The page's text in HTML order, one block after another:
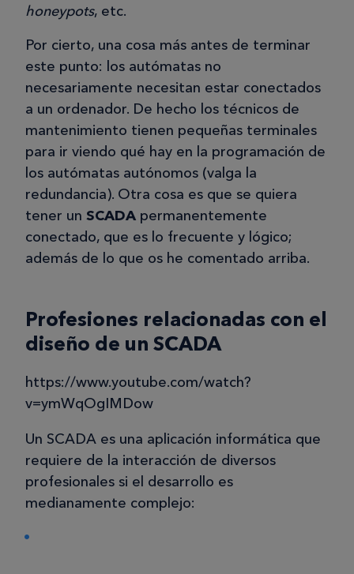
honeypots, etc.
Por cierto, una cosa más antes de terminar
este punto: los autómatas no
necesariamente necesitan estar conectados
a un ordenador. De hecho los técnicos de
mantenimiento tienen pequeñas terminales
para ir viendo qué hay en la programación de
los autómatas autónomos (valga la
redundancia). Otra cosa es que se quiera
tener un SCADA permanentemente
conectado, que es lo frecuente y lógico;
además de lo que os he comentado arriba.
Profesiones relacionadas con el
diseño de un SCADA
https://www.youtube.com/watch?
v=ymWqOgIMDow
Un SCADA es una aplicación informática que
requiere de la interacción de diversos
profesionales si el desarrollo es
medianamente complejo: